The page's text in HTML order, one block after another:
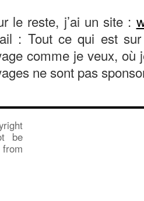
le reste, j’ai un site :
: Tout ce qui est
comme je veux, où
ne sont pas
be